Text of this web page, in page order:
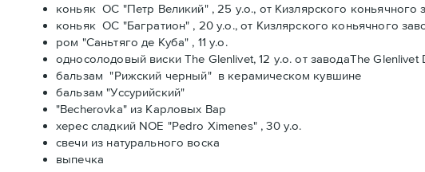
коньяк ОС "Петр Великий" , 25 y.o., от Кизлярского коньячного
коньяк ОС "Багратион" , 20 y.o., от Кизлярского коньячного
ром "Саньтяго де Куба" , 11 y.o.
односолодовый виски The Glenlivet, 12 y.o. от заводаThe Glenlivet
бальзам "Рижский черный" в керамическом кувшине
бальзам "Уссурийский"
"Becherovka" из Карловых Вар
херес сладкий NOE "Pedro Ximenes" , 30 y.o.
свечи из натурального воска
выпечка